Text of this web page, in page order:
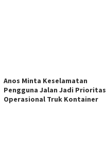
Anos Minta Keselamatan
Pengguna Jalan Jadi Prioritas
Operasional Truk Kontainer